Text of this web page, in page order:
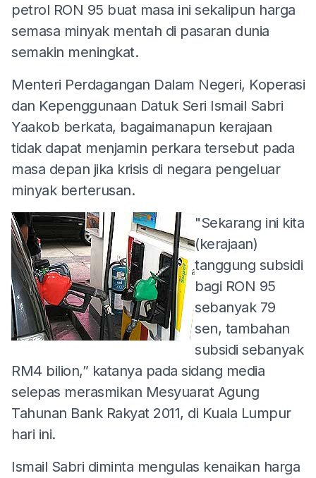
petrol RON 95 buat masa ini sekalipun harga
semasa minyak mentah di pasaran dunia
semakin meningkat.
Menteri Perdagangan Dalam Negeri, Koperasi
dan Kepenggunaan Datuk Seri Ismail Sabri
Yaakob berkata, bagaimanapun kerajaan
tidak dapat menjamin perkara tersebut pada
masa depan jika krisis di negara pengeluar
minyak berterusan.
"Sekarang ini kita
(kerajaan)
tanggung subsidi
bagi RON 95
sebanyak 79
sen, tambahan
subsidi sebanyak
RM4 bilion,” katanya pada sidang media
selepas merasmikan Mesyuarat Agung
Tahunan Bank Rakyat 2011, di Kuala Lumpur
hari ini.
Ismail Sabri diminta mengulas kenaikan harga